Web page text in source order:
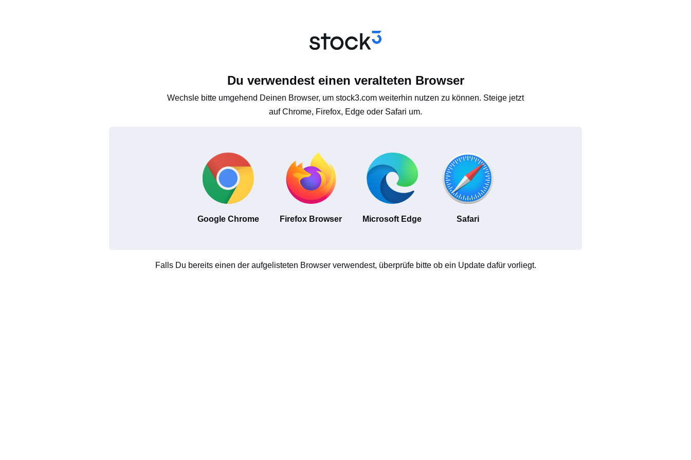
Du verwendest einen veralteten Browser
Wechsle bitte umgehend Deinen Browser, um stock3.com weiterhin nutzen zu können. Steige jetzt
auf Chrome, Firefox, Edge oder Safari um.
Google Chrome Firefox Browser Microsoft Edge Safari
Falls Du bereits einen der aufgelisteten Browser verwendest, überprüfe bitte ob ein Update dafür vorliegt.